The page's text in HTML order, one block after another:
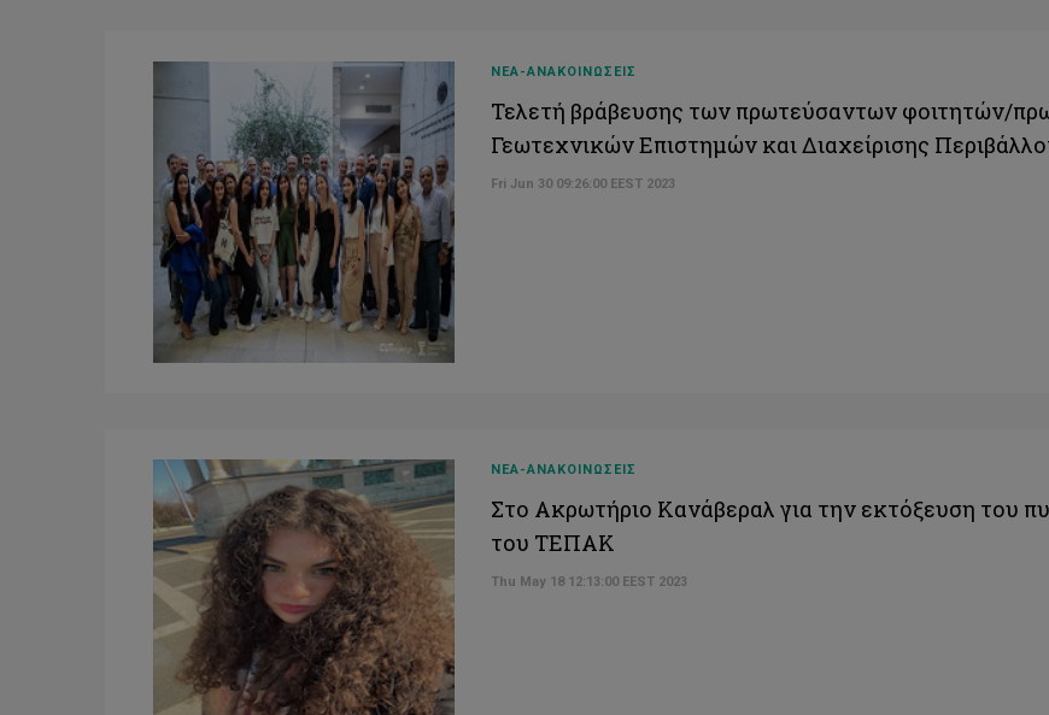
ΝΕΑ-ΑΝΑΚΟΙΝΩΣΕΙΣ
Τελετή βράβευσης των πρωτεύσαντων φοιτητών/
Γεωτεχνικών Επιστημών και Διαχείρισης
Fri Jun 30 09:26:00 EEST 2023
ΝΕΑ-ΑΝΑΚΟΙΝΩΣΕΙΣ
Στο Ακρωτήριο Κανάβεραλ για την εκτόξευση του
του ΤΕΠΑΚ
Thu May 18 12:13:00 EEST 2023